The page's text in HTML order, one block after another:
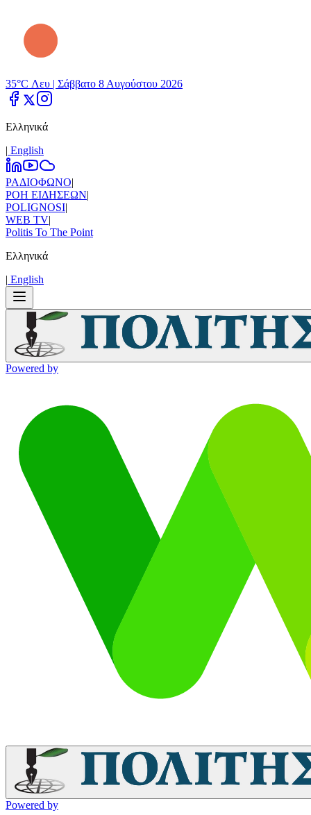
35°C Λευ | Σάββατο 8 Αυγούστου 2026
Ελληνικά
| Εnglish
ΡΑΔΙΟΦΩΝΟ|
ΡΟΗ ΕΙΔΗΣΕΩΝ|
POLIGNOSI|
WEB TV|
Politis To The Point
Ελληνικά
| Εnglish
Powered by
Powered by